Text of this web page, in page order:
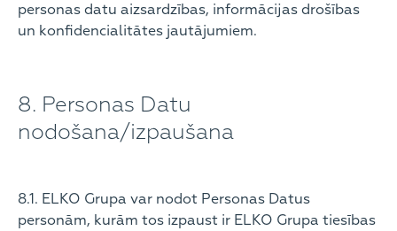
personas datu aizsardzības, informācijas drošības
un konfidencialitātes jautājumiem.
8. Personas Datu
nodošana/izpaušana
8.1. ELKO Grupa var nodot Personas Datus
personām, kurām tos izpaust ir ELKO Grupa tiesības